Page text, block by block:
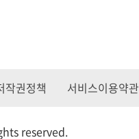
작권정책 서비스이용약관
reserved.